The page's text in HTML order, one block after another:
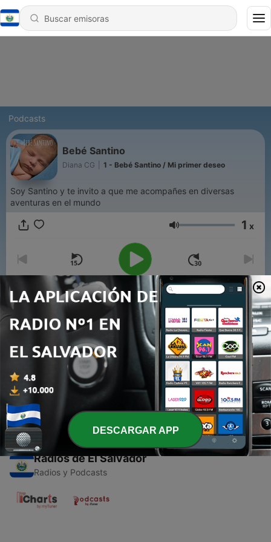
Podcasts
Bebé Santino
Diana CG 1 - Bebé Santino / Mi primer deseo
Soy Santino y te invito a que me acompañes en diversas
aventuras en el mundo
Volumen 1 x
00:00
Episodios
Bebé Santino / Mi primer deseo
29 mar. 2021
Radios de El Salvador
Radios y Podcasts
DESCARGAR APP